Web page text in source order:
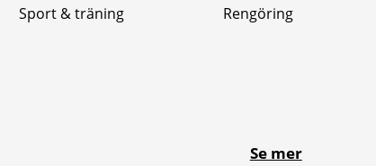
Sport & träning Rengöring
Se mer